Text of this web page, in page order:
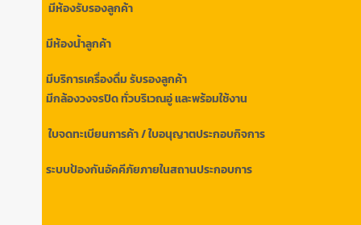
มีห้องรับรองลูกค้า
มีห้องน้ำลูกค้า
มีบริการเครื่องดื่ม รับรองลูกค้า
มีกล้องวงจรปิด ทั่วบริเวณอู่ และพร้อมใช้งาน
ใบจดทะเบียนการค้า / ใบอนุญาตประกอบกิจการ
ระบบป้องกันอัคคีภัยภายในสถานประกอบการ